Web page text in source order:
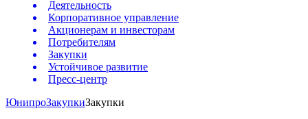
Деятельность
Корпоративное управление
Акционерам и инвесторам
Потребителям
Закупки
Устойчивое развитие
Пресс-центр
ЮнипроЗакупкиЗакупки